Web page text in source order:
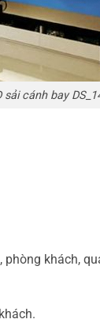
cánh bay
phòng khách,